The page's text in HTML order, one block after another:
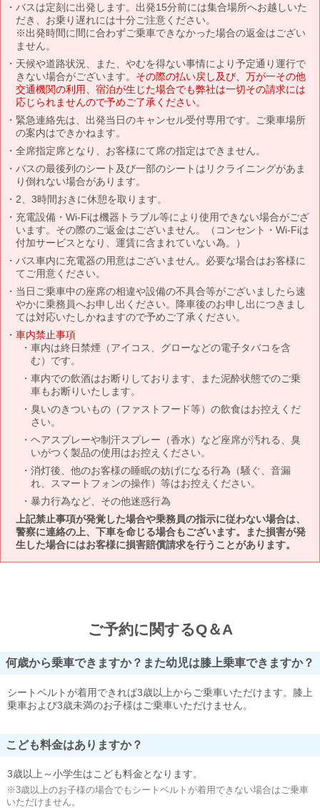
バスは定刻に出発します。出発15分前には集合場所へお越しいた
だき、お乗り遅れには十分ご注意ください。
※出発時間に間に合わずご乗車できなかった場合の返金はござい
ません。
天候や道路状況、また、やむを得ない事情により予定通り運行で
きない場合がございます。 その際の払い戻し及び、万が一その他
交通機関の利用、宿泊が生じた場合でも弊社は一切その請求には
応じられませんので予めご了承ください。
緊急連絡先は、出発当日のキャンセル受付専用です。ご乗車場所
の案内はできかねます。
全席指定席となり、お客様にて席の指定はできません。
バスの最後列のシート及び一部のシートはリクライニングがあま
り倒れない場合があります。
2、3時間おきに休憩を取ります。
充電設備・Wi-Fiは機器トラブル等により使用できない場合がござ
います。その際のご返金はございません。（コンセント・Wi-Fiは
付加サービスとなり、運賃に含まれていない為。）
バス車内に充電器の用意はございません。必要な場合はお客様に
てご用意ください。
当日ご乗車中の座席の相違や設備の不具合等がございましたら速
やかに乗務員へお申し出ください。降車後のお申し出につきまし
ては対応いたしかねますので予めご了承ください。
車内禁止事項
車内は終日禁煙（アイコス、グローなどの電子タバコを含
む）です。
車内での飲酒はお断りしております、また泥酔状態でのご乗
車もお断りいたします。
臭いのきついもの（ファストフード等）の飲食はお控えくだ
さい。
ヘアスプレーや制汗スプレー（香水）など座席が汚れる、臭
いがつく製品の使用はお控えください。
消灯後、他のお客様の睡眠の妨げになる行為（騒ぐ、音漏
れ、スマートフォンの操作）等はお控えください。
暴力行為など、その他迷惑行為
上記禁止事項が発覚した場合や乗務員の指示に従わない場合は、
警察に連絡の上、下車を命じる場合もございます。また損害が発
生した場合にはお客様に損害賠償請求を行うことがあります。
ご予約に関するQ＆A
何歳から乗車できますか？また幼児は膝上乗車できますか？
シートベルトが着用できれば3歳以上からご乗車いただけます。膝上
乗車および3歳未満のお子様はご乗車いただけません。
こども料金はありますか？
3歳以上～小学生はこども料金となります。
※3歳以上のお子様の場合でもシートベルトが着用できない場合はご乗車
いただけません。